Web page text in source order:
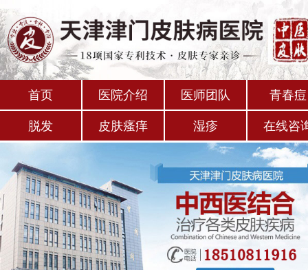
首页 医院介绍 医师团队 青春痘
脱发 皮肤瘙痒 湿疹 在线咨